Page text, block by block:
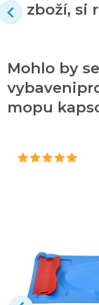
zboží, si
Mohlo by
mopu